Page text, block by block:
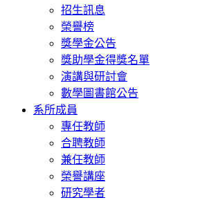
招生訊息
榮譽榜
獎學金公告
獎助學金得獎名單
演講與研討會
數學圖書館公告
系所成員
專任教師
合聘教師
兼任教師
榮譽講座
研究學者